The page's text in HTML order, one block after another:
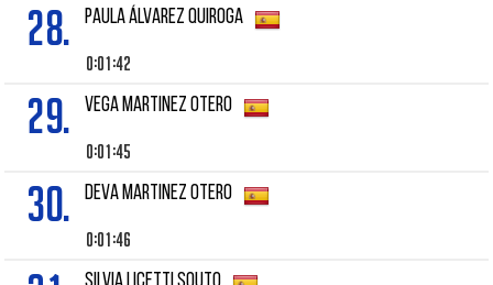
28. PAULA ÁLVAREZ QUIROGA
0:01:42
29. VEGA MARTINEZ OTERO
0:01:45
30. DEVA MARTINEZ OTERO
0:01:46